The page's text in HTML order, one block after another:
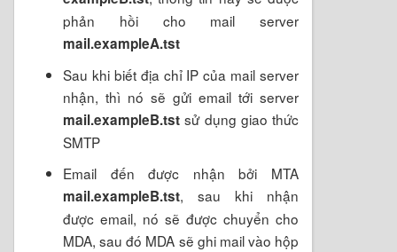
phản hồi cho mail server
mail.exampleA.tst
Sau khi biết địa chỉ IP của mail server
nhận, thì nó sẽ gửi email tới server
mail.exampleB.tst sử dụng giao thức
SMTP
Email đến được nhận bởi MTA
mail.exampleB.tst, sau khi nhận
được email, nó sẽ được chuyển cho
MDA, sau đó MDA sẽ ghi mail vào hộp